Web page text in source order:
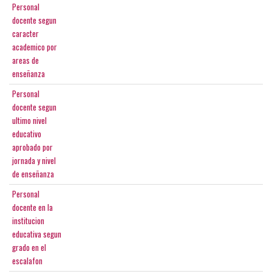
Personal
docente segun
caracter
academico por
areas de
enseñanza
Personal
docente segun
ultimo nivel
educativo
aprobado por
jornada y nivel
de enseñanza
Personal
docente en la
institucion
educativa segun
grado en el
escalafon